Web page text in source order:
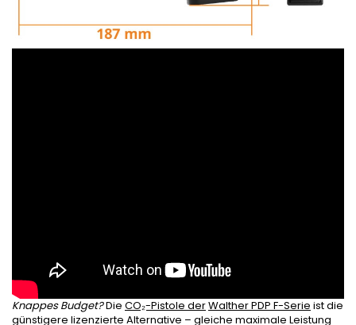
Knappes Budget?Die CO₂-Pistole derWalther PDP F-Serie ist die
günstigere lizenzierte Alternative – gleiche maximale Leistung